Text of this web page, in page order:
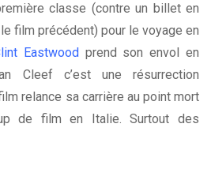
classe (contre un billet en
film précédent) pour le voyage en
Eastwood prend son envol en
Cleef c’est une résurrection
relance sa carrière au point mort
de film en Italie. Surtout des